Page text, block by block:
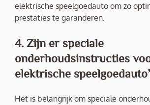
elektrische speelgoedauto om zo
prestaties te garanderen.
4. Zijn er speciale
onderhoudsinstructies
elektrische
Het is belangrijk om speciale